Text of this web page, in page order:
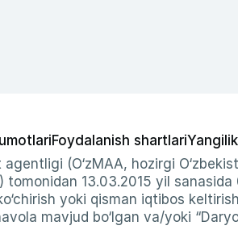
Foydalanish shartlari
(O‘zMAA, hozirgi
13.03.2015 yil
yoki qisman iqtibos
mavjud bo‘lgan va/yoki